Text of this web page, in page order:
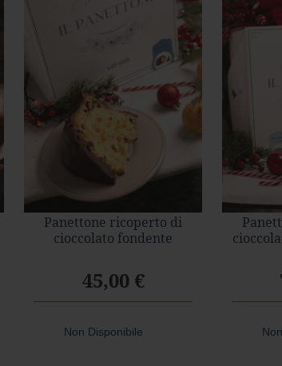
Panettone ricoperto di
cioccolato fondente
45,00 €
Non Disponibile